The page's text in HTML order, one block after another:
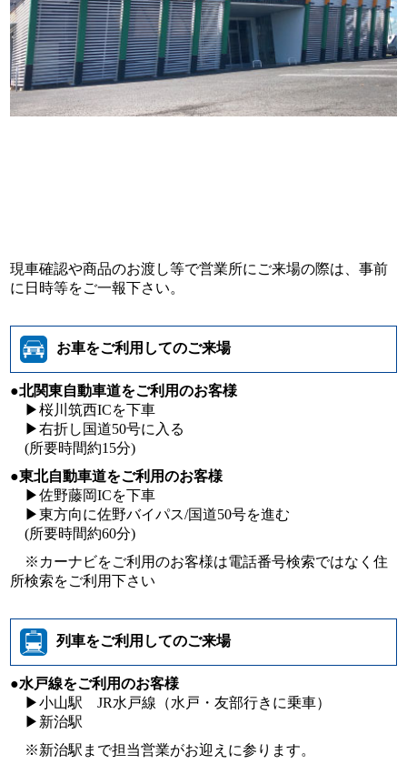
現車確認や商品のお渡し等で営業所にご来場の際は、事前
に日時等をご一報下さい。
お車をご利用してのご来場
●北関東自動車道をご利用のお客様
▶桜川筑西ICを下車
▶右折し国道50号に入る
(所要時間約15分)
●東北自動車道をご利用のお客様
▶佐野藤岡ICを下車
▶東方向に佐野バイパス/国道50号を進む
(所要時間約60分)
※カーナビをご利用のお客様は電話番号検索ではなく住
所検索をご利用下さい
列車をご利用してのご来場
●水戸線をご利用のお客様
▶小山駅 JR水戸線（水戸・友部行きに乗車）
▶新治駅
※新治駅まで担当営業がお迎えに参ります。